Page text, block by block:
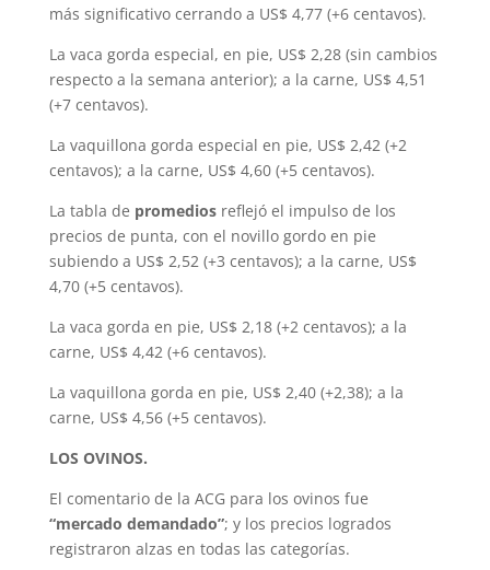
más significativo cerrando a US$ 4,77 (+6 centavos).
La vaca gorda especial, en pie, US$ 2,28 (sin cambios
respecto a la semana anterior); a la carne, US$ 4,51
(+7 centavos).
La vaquillona gorda especial en pie, US$ 2,42 (+2
centavos); a la carne, US$ 4,60 (+5 centavos).
La tabla de promediosreflejó el impulso de los
precios de punta, con el novillo gordo en pie
subiendo a US$ 2,52 (+3 centavos); a la carne, US$
4,70 (+5 centavos).
La vaca gorda en pie, US$ 2,18 (+2 centavos); a la
carne, US$ 4,42 (+6 centavos).
La vaquillona gorda en pie, US$ 2,40 (+2,38); a la
carne, US$ 4,56 (+5 centavos).
LOS OVINOS.
El comentario de la ACG para los ovinos fue
“mercado demandado”; y los precios logrados
registraron alzas en todas las categorías.